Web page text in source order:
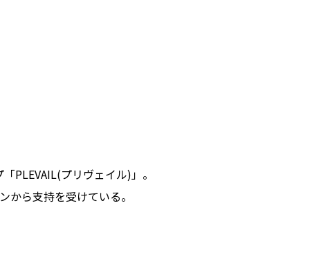
PLEVAIL(プリヴェイル)」。
ら支持を受けている。